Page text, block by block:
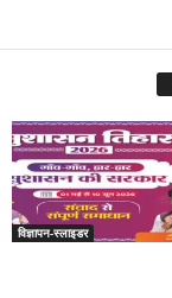
विज्ञापन-स्लाइडर